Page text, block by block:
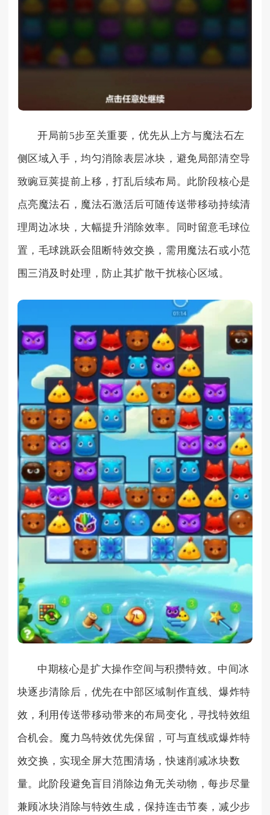
开局前5步至关重要，优先从上方与魔法石左
侧区域入手，均匀消除表层冰块，避免局部清空导
致豌豆荚提前上移，打乱后续布局。此阶段核心是
点亮魔法石，魔法石激活后可随传送带移动持续清
理周边冰块，大幅提升消除效率。同时留意毛球位
置，毛球跳跃会阻断特效交换，需用魔法石或小范
围三消及时处理，防止其扩散干扰核心区域。
中期核心是扩大操作空间与积攒特效。中间冰
块逐步清除后，优先在中部区域制作直线、爆炸特
效，利用传送带移动带来的布局变化，寻找特效组
合机会。魔力鸟特效优先保留，可与直线或爆炸特
效交换，实现全屏大范围清场，快速削减冰块数
量。此阶段避免盲目消除边角无关动物，每步尽量
兼顾冰块消除与特效生成，保持连击节奏，减少步